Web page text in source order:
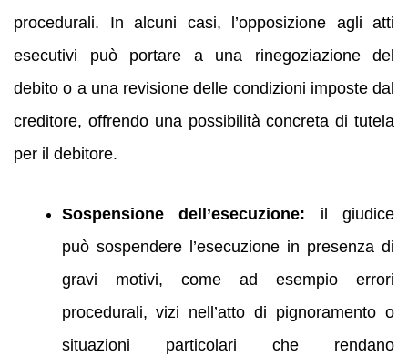
procedurali. In alcuni casi, l’opposizione agli atti
esecutivi può portare a una rinegoziazione del
debito o a una revisione delle condizioni imposte dal
creditore, offrendo una possibilità concreta di tutela
per il debitore.
Sospensione dell’esecuzione: il giudice
può sospendere l’esecuzione in presenza di
gravi motivi, come ad esempio errori
procedurali, vizi nell’atto di pignoramento o
situazioni particolari che rendano